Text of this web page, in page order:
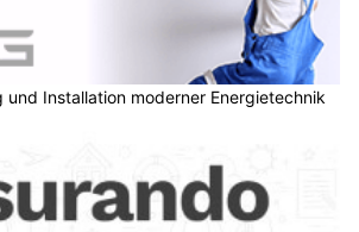
und Installation moderner Energietechnik